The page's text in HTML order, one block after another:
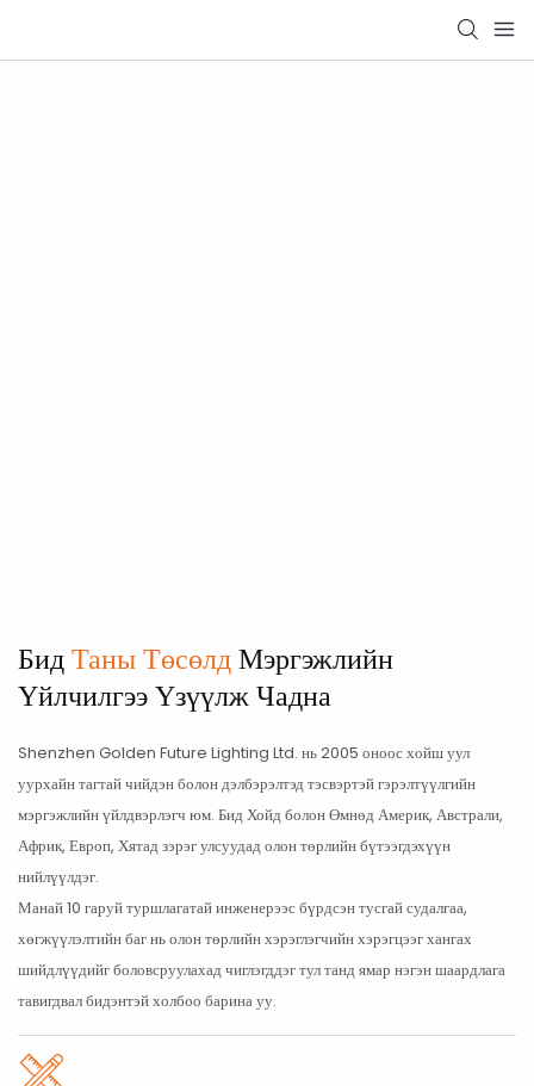
Бид Таны Төсөлд Мэргэжлийн
Үйлчилгээ Үзүүлж Чадна
Shenzhen Golden Future Lighting Ltd. нь 2005 оноос хойш уул
уурхайн тагтай чийдэн болон дэлбэрэлтэд тэсвэртэй гэрэлтүүлгийн
мэргэжлийн үйлдвэрлэгч юм. Бид Хойд болон Өмнөд Америк, Австрали,
Африк, Европ, Хятад зэрэг улсуудад олон төрлийн бүтээгдэхүүн
нийлүүлдэг.
Манай 10 гаруй туршлагатай инженерээс бүрдсэн тусгай судалгаа,
хөгжүүлэлтийн баг нь олон төрлийн хэрэглэгчийн хэрэгцээг хангах
шийдлүүдийг боловсруулахад чиглэгддэг тул танд ямар нэгэн шаардлага
тавигдвал бидэнтэй холбоо барина уу.